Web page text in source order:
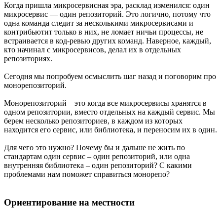
Когда пришла микросервисная эра, расклад изменился: один
микросервис — один репозиторий. Это логично, потому что
одна команда следит за несколькими микросервисами и
контрибьютит только в них, не ломает ничьи процессы, не
встраивается в код-ревью других команд. Наверное, каждый,
кто начинал с микросервисов, делал их в отдельных
репозиториях.
Сегодня мы попробуем осмыслить шаг назад и поговорим про
монорепозиторий.
Монорепозиторий – это когда все микросервисы хранятся в
одном репозитории, вместо отдельных на каждый сервис. Мы
берем несколько репозиториев, в каждом из которых
находится его сервис, или библиотека, и переносим их в один.
Для чего это нужно? Почему бы и дальше не жить по
стандартам один сервис – один репозиторий, или одна
внутренняя библиотека – один репозиторий? С какими
проблемами нам поможет справиться монорепо?
Ориентирование на местности